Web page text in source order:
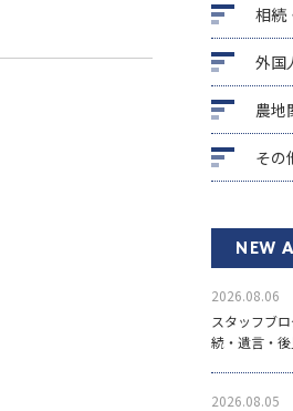
相続
外国
農地
その
NEW
2026.08.06
スタッフブ
続・遺言・
2026.08.05